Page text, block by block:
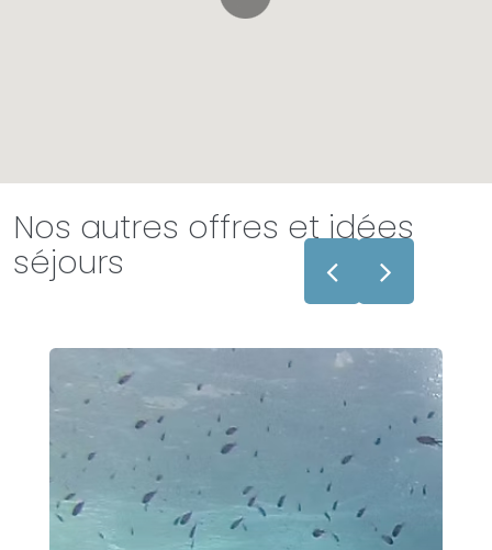
Nos autres offres et idées
séjours